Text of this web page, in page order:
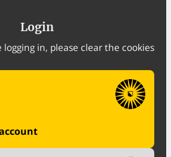
Login
in, please clear the cookies